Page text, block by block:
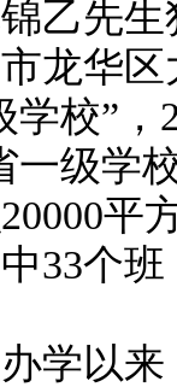
乙先
龙华
校”，
一级学
平方
33个
以来